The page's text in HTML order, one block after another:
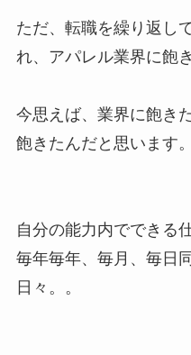
ただ、転職を繰り返し
れ、アパレル業界に飽
今思えば、業界に飽き
飽きたんだと思います。
自分の能力内でできる
毎年毎年、毎月、毎日
日々。。